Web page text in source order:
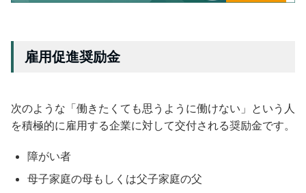
雇用促進奨励金
次のような「働きたくても思うように働けない」という人
を積極的に雇用する企業に対して交付される奨励金です。
障がい者
母子家庭の母もしくは父子家庭の父